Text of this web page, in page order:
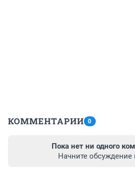
КОММЕНТАРИИ 0
Пока нет ни одного
Начните